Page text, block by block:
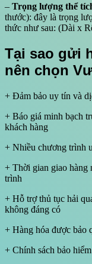
– Trọng lượng thể
thước): đây là trọng
thức như sau: (Dài x
Tại sao gửi
nên chọn
+ Đảm bảo uy tín và
+ Báo giá minh bạch
khách hàng
+ Nhiều chương trình
+ Thời gian giao hàng
trình
+ Hỗ trợ thủ tục hải
không đáng có
+ Hàng hóa được bảo
+ Chính sách bảo